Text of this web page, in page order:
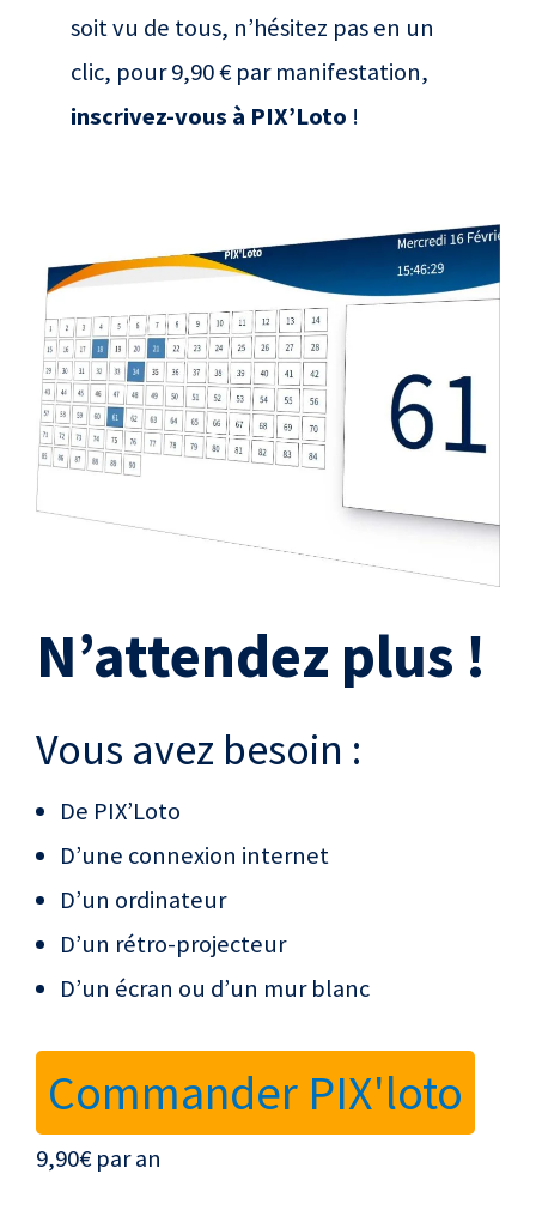
soit vu de tous, n’hésitez pas en un
clic, pour 9,90 € par manifestation,
inscrivez-vous à PIX’Loto !
N’attendez plus !
Vous avez besoin :
De PIX’Loto
D’une connexion internet
D’un ordinateur
D’un rétro-projecteur
D’un écran ou d’un mur blanc
Commander PIX'loto
9,90€ par an